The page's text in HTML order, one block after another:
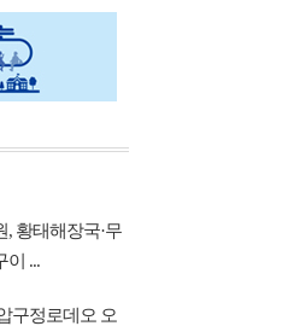
, 황태해장국·무
이 ...
구정로데오 오